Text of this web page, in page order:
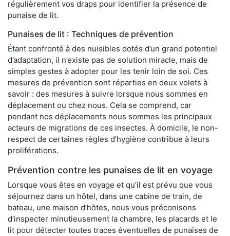
régulièrement vos draps pour identifier la présence de
punaise de lit.
Punaises de lit : Techniques de prévention
Étant confronté à des nuisibles dotés d’un grand potentiel
d’adaptation, il n’existe pas de solution miracle, mais de
simples gestes à adopter pour les tenir loin de soi. Ces
mesures de prévention sont réparties en deux volets à
savoir : des mesures à suivre lorsque nous sommes en
déplacement ou chez nous. Cela se comprend, car
pendant nos déplacements nous sommes les principaux
acteurs de migrations de ces insectes. À domicile, le non-
respect de certaines règles d’hygiène contribue à leurs
proliférations.
Prévention contre les punaises de lit en voyage
Lorsque vous êtes en voyage et qu’il est prévu que vous
séjournez dans un hôtel, dans une cabine de train, de
bateau, une maison d’hôtes, nous vous préconisons
d’inspecter minutieusement la chambre, les placards et le
lit pour détecter toutes traces éventuelles de punaises de